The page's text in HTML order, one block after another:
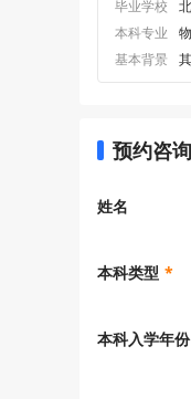
毕业学校
本科专业
基本背景
预约咨询
姓名
本科类型 *
本科入学年份